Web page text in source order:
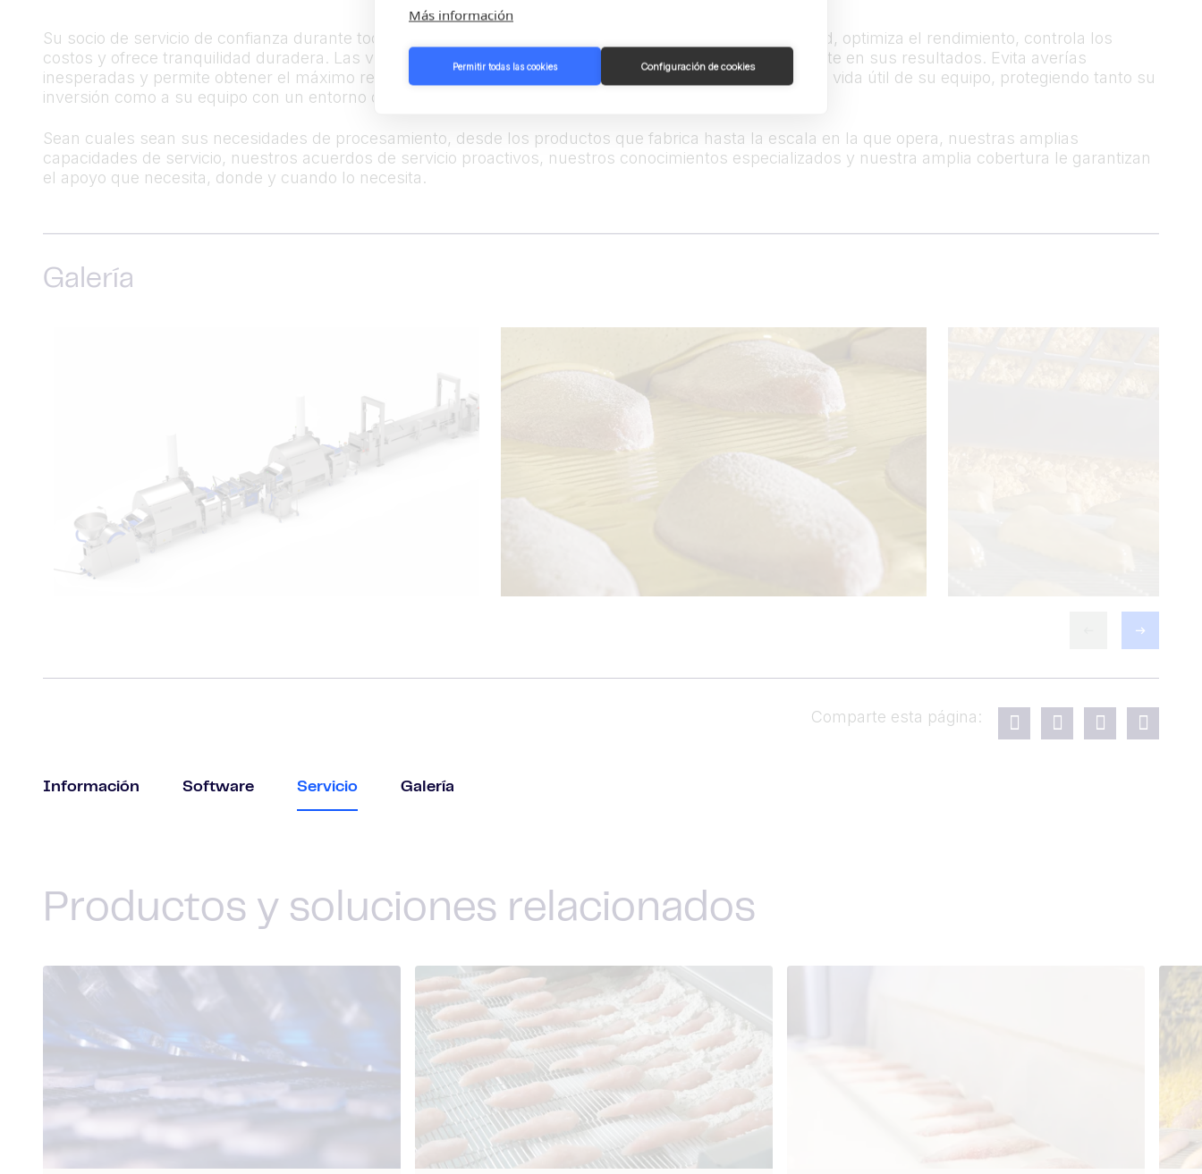
Más información
Permitir todas las cookies Configuración de cookies
Información Software Servicio Galería
Su socio de servicio de confianza durante todo el ciclo de vida del equipo: maximiza el tiempo de actividad, optimiza el rendimiento, controla los
costos y ofrece tranquilidad duradera. Las ventajas de un equipo bien mantenido repercuten directamente en sus resultados. Evita averías
inesperadas y permite obtener el máximo rendimiento y una producción de calidad. También prolonga la vida útil de su equipo, protegiendo tanto su
inversión como a su equipo con un entorno de trabajo más confiable y seguro.
Sean cuales sean sus necesidades de procesamiento, desde los productos que fabrica hasta la escala en la que opera, nuestras amplias
capacidades de servicio, nuestros acuerdos de servicio proactivos, nuestros conocimientos especializados y nuestra amplia cobertura le garantizan
el apoyo que necesita, donde y cuando lo necesita.
Galería
Comparte esta página:
Productos y soluciones relacionados